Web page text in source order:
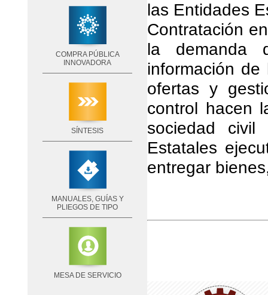
COMPRA PÚBLICA
INNOVADORA
SÍNTESIS
MANUALES, GUÍAS Y
PLIEGOS DE TIPO
MESA DE SERVICIO
las Entidades
Contratación
la demanda
información de
ofertas y
control hacen
sociedad
Estatales
entregar